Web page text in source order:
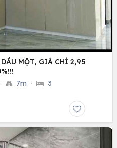
MỘT, GIÁ CHỈ 2,95
· 7m · 3